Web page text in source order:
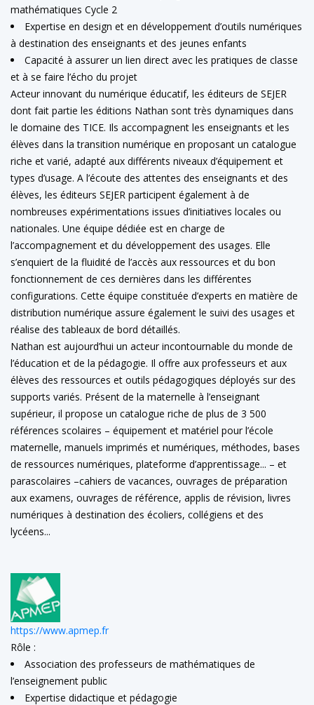
mathématiques Cycle 2
Expertise en design et en développement d’outils numériques
à destination des enseignants et des jeunes enfants
Capacité à assurer un lien direct avec les pratiques de classe
et à se faire l’écho du projet
Acteur innovant du numérique éducatif, les éditeurs de SEJER
dont fait partie les éditions Nathan sont très dynamiques dans
le domaine des TICE. Ils accompagnent les enseignants et les
élèves dans la transition numérique en proposant un catalogue
riche et varié, adapté aux différents niveaux d’équipement et
types d’usage. A l’écoute des attentes des enseignants et des
élèves, les éditeurs SEJER participent également à de
nombreuses expérimentations issues d’initiatives locales ou
nationales. Une équipe dédiée est en charge de
l’accompagnement et du développement des usages. Elle
s’enquiert de la fluidité de l’accès aux ressources et du bon
fonctionnement de ces dernières dans les différentes
configurations. Cette équipe constituée d’experts en matière de
distribution numérique assure également le suivi des usages et
réalise des tableaux de bord détaillés.
Nathan est aujourd’hui un acteur incontournable du monde de
l’éducation et de la pédagogie. Il offre aux professeurs et aux
élèves des ressources et outils pédagogiques déployés sur des
supports variés. Présent de la maternelle à l’enseignant
supérieur, il propose un catalogue riche de plus de 3 500
références scolaires – équipement et matériel pour l’école
maternelle, manuels imprimés et numériques, méthodes, bases
de ressources numériques, plateforme d’apprentissage... – et
parascolaires –cahiers de vacances, ouvrages de préparation
aux examens, ouvrages de référence, applis de révision, livres
numériques à destination des écoliers, collégiens et des
lycéens...
https://www.apmep.fr
Rôle :
Association des professeurs de mathématiques de
l’enseignement public
Expertise didactique et pédagogie